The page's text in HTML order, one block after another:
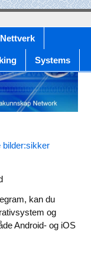
Nettverk
Systems
bilder:sikker
kan du
og
Android- og iOS